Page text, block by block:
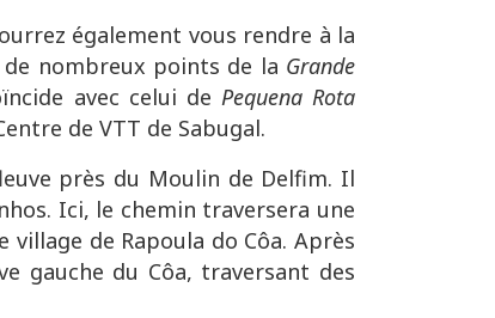
également vous rendre à la
nombreux points de la Grande
avec celui de Pequena Rota
de VTT de Sabugal.
près du Moulin de Delfim. Il
Ici, le chemin traversera une
de Rapoula do Côa. Après
gauche du Côa, traversant des